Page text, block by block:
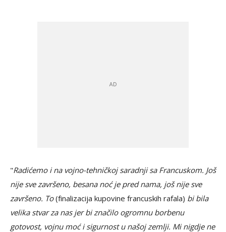
"Radićemo i na vojno-tehničkoj saradnji sa Francuskom. Još
nije sve završeno, besana noć je pred nama, još nije sve
završeno. To(finalizacija kupovine francuskih rafala) bi bila
velika stvar za nas jer bi značilo ogromnu borbenu
gotovost, vojnu moć i sigurnost u našoj zemlji. Mi nigdje ne